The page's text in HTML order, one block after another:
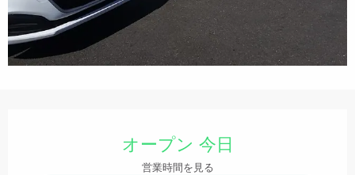
オープン 今日
営業時間を見る